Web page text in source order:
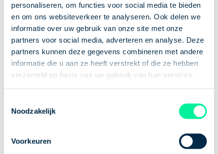
personaliseren, om functies voor social media te bieden
en om ons websiteverkeer te analyseren. Ook delen we
informatie over uw gebruik van onze site met onze
partners voor social media, adverteren en analyse. Deze
partners kunnen deze gegevens combineren met andere
informatie die u aan ze heeft verstrekt of die ze hebben
verzameld op basis van uw gebruik van hun services.
Noodzakelijk
Voorkeuren
om te werken als chauffeur.
Chauffeurs gezocht!
Wil je graag werken als chauffeur? Bij Concreeto
verschillende mooie letters en omschrijvingen. We
duidelijk is wat hier precies mee bedoeld wordt. Wat
is bijvoorbeeld het verschil tussen een C chauffeur